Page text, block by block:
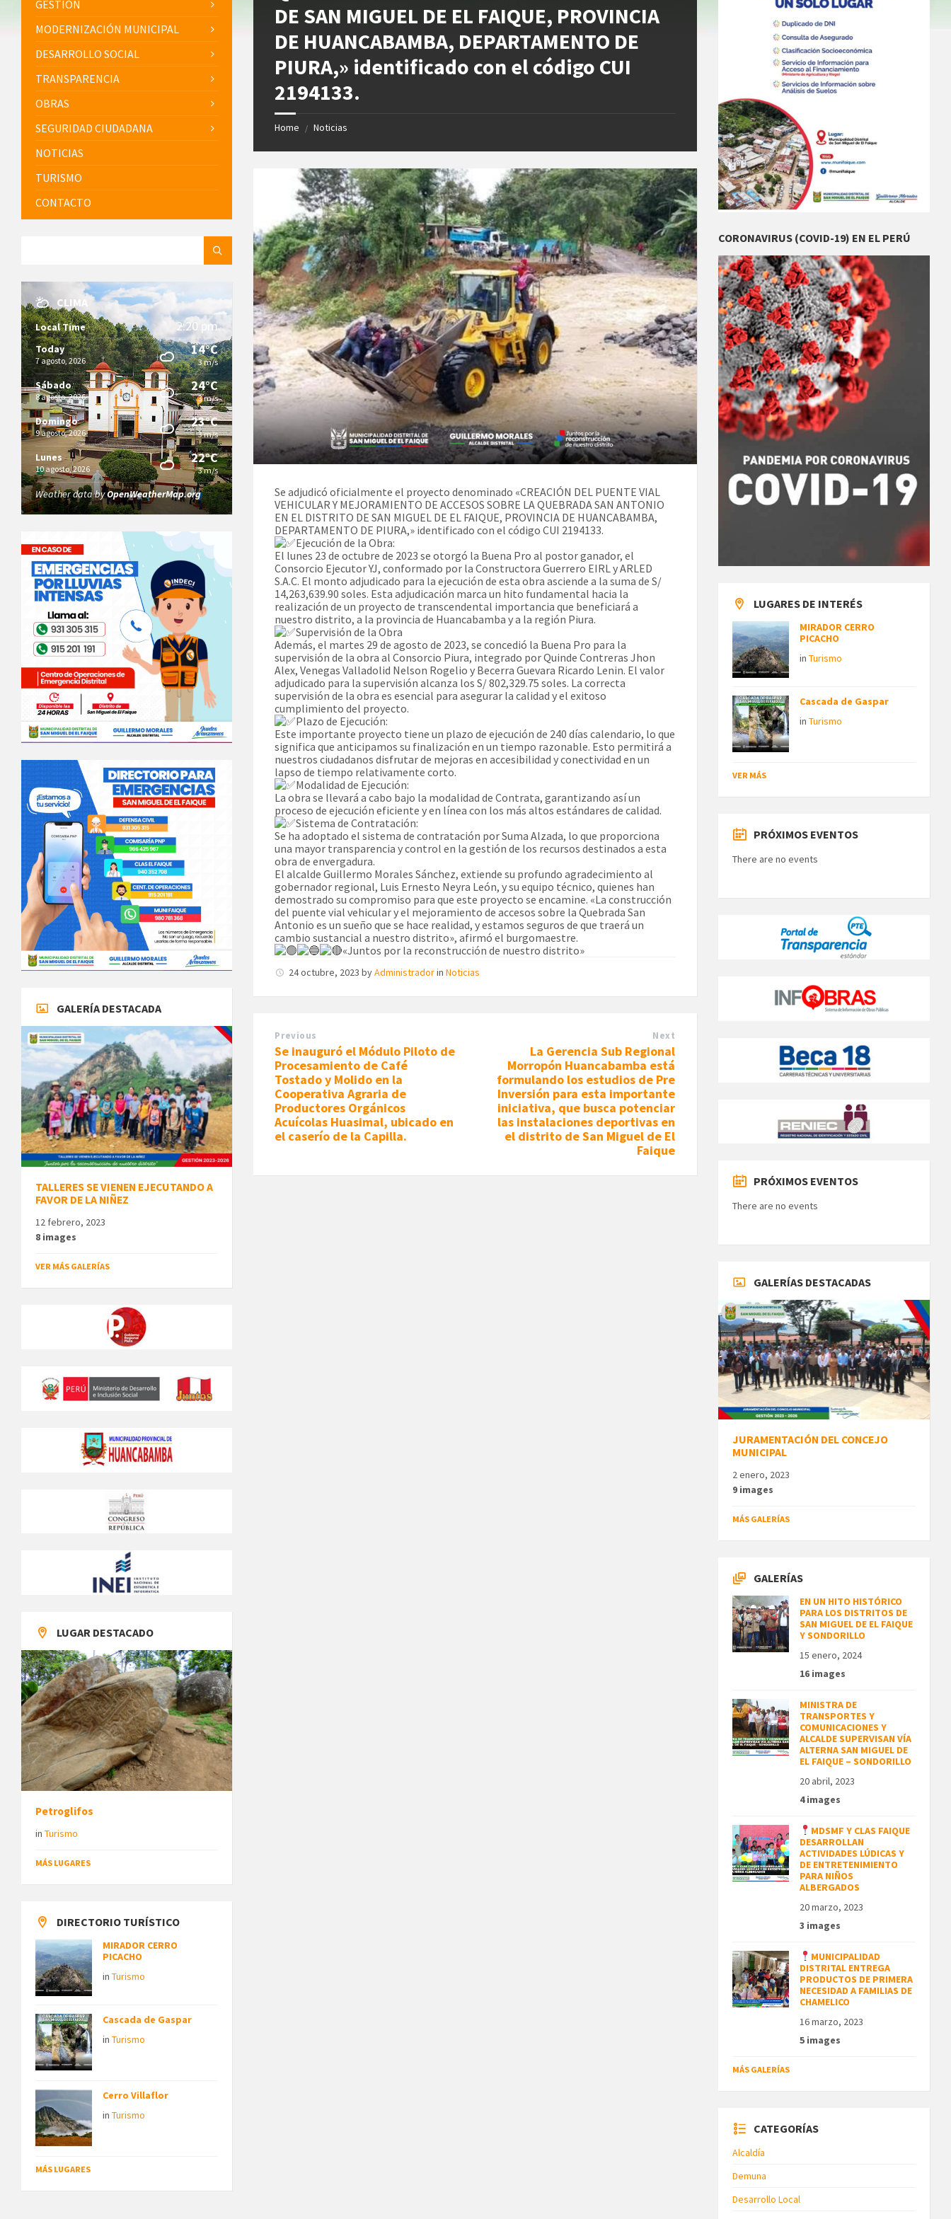
DE SAN MIGUEL DE EL FAIQUE, PROVINCIA
DE HUANCABAMBA, DEPARTAMENTO DE
PIURA,» identificado con el código CUI
2194133.
Home / Noticias
Se adjudicó oficialmente el proyecto denominado «CREACIÓN DEL PUENTE VIAL
VEHICULAR Y MEJORAMIENTO DE ACCESOS SOBRE LA QUEBRADA SAN ANTONIO
EN EL DISTRITO DE SAN MIGUEL DE EL FAIQUE, PROVINCIA DE HUANCABAMBA,
DEPARTAMENTO DE PIURA,» identificado con el código CUI 2194133.
Ejecución de la Obra:
El lunes 23 de octubre de 2023 se otorgó la Buena Pro al postor ganador, el
Consorcio Ejecutor YJ, conformado por la Constructora Guerrero EIRL y ARLED
S.A.C. El monto adjudicado para la ejecución de esta obra asciende a la suma de S/
14,263,639.90 soles. Esta adjudicación marca un hito fundamental hacia la
realización de un proyecto de transcendental importancia que beneficiará a
nuestro distrito, a la provincia de Huancabamba y a la región Piura.
Supervisión de la Obra
Además, el martes 29 de agosto de 2023, se concedió la Buena Pro para la
supervisión de la obra al Consorcio Piura, integrado por Quinde Contreras Jhon
Alex, Venegas Valladolid Nelson Rogelio y Becerra Guevara Ricardo Lenin. El valor
adjudicado para la supervisión alcanza los S/ 802,329.75 soles. La correcta
supervisión de la obra es esencial para asegurar la calidad y el exitoso
cumplimiento del proyecto.
Plazo de Ejecución:
Este importante proyecto tiene un plazo de ejecución de 240 días calendario, lo que
significa que anticipamos su finalización en un tiempo razonable. Esto permitirá a
nuestros ciudadanos disfrutar de mejoras en accesibilidad y conectividad en un
lapso de tiempo relativamente corto.
Modalidad de Ejecución:
La obra se llevará a cabo bajo la modalidad de Contrata, garantizando así un
proceso de ejecución eficiente y en línea con los más altos estándares de calidad.
Sistema de Contratación:
Se ha adoptado el sistema de contratación por Suma Alzada, lo que proporciona
una mayor transparencia y control en la gestión de los recursos destinados a esta
obra de envergadura.
El alcalde Guillermo Morales Sánchez, extiende su profundo agradecimiento al
gobernador regional, Luis Ernesto Neyra León, y su equipo técnico, quienes han
demostrado su compromiso para que este proyecto se encamine. «La construcción
del puente vial vehicular y el mejoramiento de accesos sobre la Quebrada San
Antonio es un sueño que se hace realidad, y estamos seguros de que traerá un
cambio sustancial a nuestro distrito», afirmó el burgomaestre.
«Juntos por la reconstrucción de nuestro distrito»
24 octubre, 2023byAdministradorinNoticias
Previous
Se inauguró el Módulo Piloto de
Procesamiento de Café
Tostado y Molido en la
Cooperativa Agraria de
Productores Orgánicos
Acuícolas Huasimal, ubicado en
el caserío de la Capilla.
Next
La Gerencia Sub Regional
Morropón Huancabamba está
formulando los estudios de Pre
Inversión para esta importante
iniciativa, que busca potenciar
las instalaciones deportivas en
el distrito de San Miguel de El
Faique
GESTIÓN
MODERNIZACIÓN MUNICIPAL
DESARROLLO SOCIAL
TRANSPARENCIA
OBRAS
SEGURIDAD CIUDADANA
NOTICIAS
TURISMO
CONTACTO
CLIMA
Local Time 2:20 pm
Today
7 agosto, 2026
14°C
3 m/s
Sábado
8 agosto, 2026
24°C
3 m/s
Domingo
9 agosto, 2026
23°C
3 m/s
Lunes
10 agosto, 2026
22°C
3 m/s
Weather data byOpenWeatherMap.org
GALERÍA DESTACADA
TALLERES SE VIENEN EJECUTANDO A
FAVOR DE LA NIÑEZ
12 febrero, 2023
8 images
VER MÁS GALERÍAS
LUGAR DESTACADO
Petroglifos
in Turismo
MÁS LUGARES
DIRECTORIO TURÍSTICO
MIRADOR CERRO
PICACHO
in Turismo
Cascada de Gaspar
in Turismo
Cerro Villaflor
in Turismo
MÁS LUGARES
CORONAVIRUS (COVID-19) EN EL PERÚ
LUGARES DE INTERÉS
MIRADOR CERRO
PICACHO
inTurismo
Cascada de Gaspar
inTurismo
VER MÁS
PRÓXIMOS EVENTOS
There are no events
PRÓXIMOS EVENTOS
There are no events
GALERÍAS DESTACADAS
JURAMENTACIÓN DEL CONCEJO
MUNICIPAL
2 enero, 2023
9 images
MÁS GALERÍAS
GALERÍAS
EN UN HITO HISTÓRICO
PARA LOS DISTRITOS DE
SAN MIGUEL DE EL FAIQUE
Y SONDORILLO
15 enero, 2024
16 images
MINISTRA DE
TRANSPORTES Y
COMUNICACIONES Y
ALCALDE SUPERVISAN VÍA
ALTERNA SAN MIGUEL DE
EL FAIQUE – SONDORILLO
20 abril, 2023
4 images
MDSMF Y CLAS FAIQUE
DESARROLLAN
ACTIVIDADES LÚDICAS Y
DE ENTRETENIMIENTO
PARA NIÑOS
ALBERGADOS
20 marzo, 2023
3 images
MUNICIPALIDAD
DISTRITAL ENTREGA
PRODUCTOS DE PRIMERA
NECESIDAD A FAMILIAS DE
CHAMELICO
16 marzo, 2023
5 images
MÁS GALERÍAS
CATEGORÍAS
Alcaldía
Demuna
Desarrollo Local